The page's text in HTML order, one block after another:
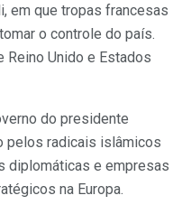
em que tropas francesas
o controle do país.
Unido e Estados
do presidente
pelos radicais islâmicos
diplomáticas e empresas
na Europa.